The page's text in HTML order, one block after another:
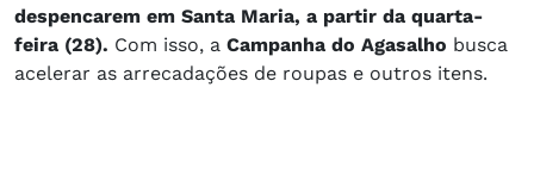
despencarem em Santa Maria, a partir da quarta-
feira (28). Com isso, a Campanha do Agasalho busca
acelerar as arrecadações de roupas e outros itens.